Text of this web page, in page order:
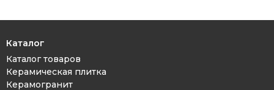
Каталог
Каталог товаров
Керамическая плитка
Керамогранит